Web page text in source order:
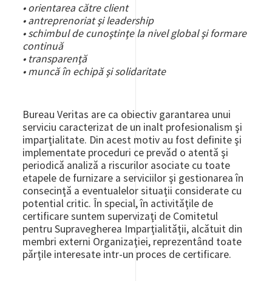
• orientarea către client
• antreprenoriat şi leadership
• schimbul de cunoştinţe la nivel global şi formare
continuă
• transparenţă
• muncă în echipă şi solidaritate
Bureau Veritas are ca obiectiv garantarea unui
serviciu caracterizat de un inalt profesionalism şi
imparţialitate. Din acest motiv au fost definite şi
implementate proceduri ce prevăd o atentă şi
periodică analiză a riscurilor asociate cu toate
etapele de furnizare a serviciilor şi gestionarea în
consecinţă a eventualelor situaţii considerate cu
potential critic. În special, în activităţile de
certificare suntem supervizaţi de Comitetul
pentru Supravegherea Imparţialităţii, alcătuit din
membri externi Organizaţiei, reprezentând toate
părţile interesate intr-un proces de certificare.